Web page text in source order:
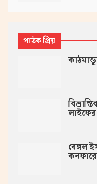
পাঠক প্রিয়
বেঙ্গল